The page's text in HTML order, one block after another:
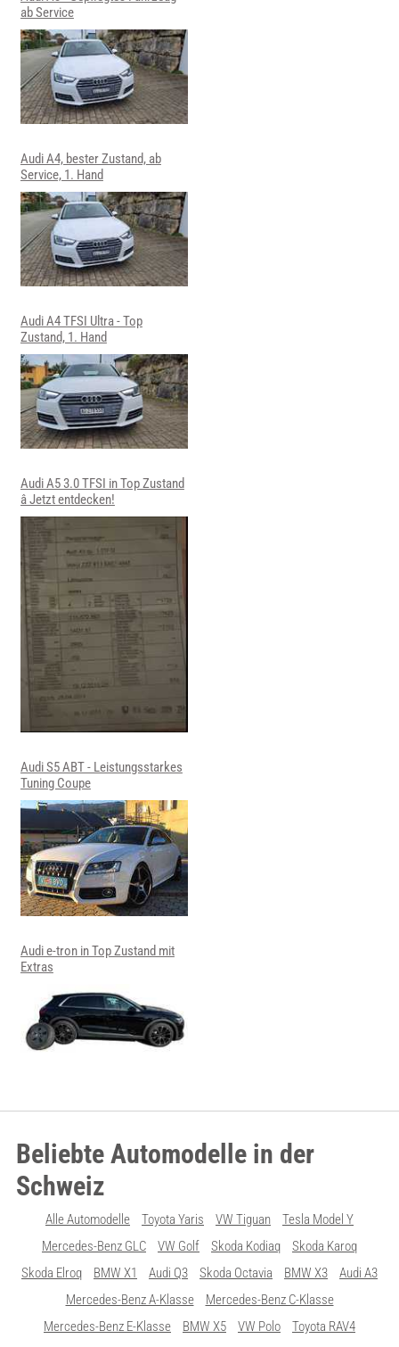
ab Service
Audi A4, bester Zustand, ab
Service, 1. Hand
Audi A4 TFSI Ultra - Top
Zustand, 1. Hand
Audi A5 3.0 TFSI in Top Zustand
â Jetzt entdecken!
Audi S5 ABT - Leistungsstarkes
Tuning Coupe
Audi e-tron in Top Zustand mit
Extras
Beliebte Automodelle in der
Schweiz
Alle Automodelle Toyota Yaris VW Tiguan
Tesla Model Y
Mercedes-Benz GLC
VW Golf Skoda Kodiaq
Skoda Karoq
Skoda Elroq
BMW X1 Audi Q3 Skoda Octavia BMW X3
Audi A3
Mercedes-Benz A-Klasse
Mercedes-Benz C-Klasse
Mercedes-Benz E-Klasse
BMW X5 VW Polo
Toyota RAV4